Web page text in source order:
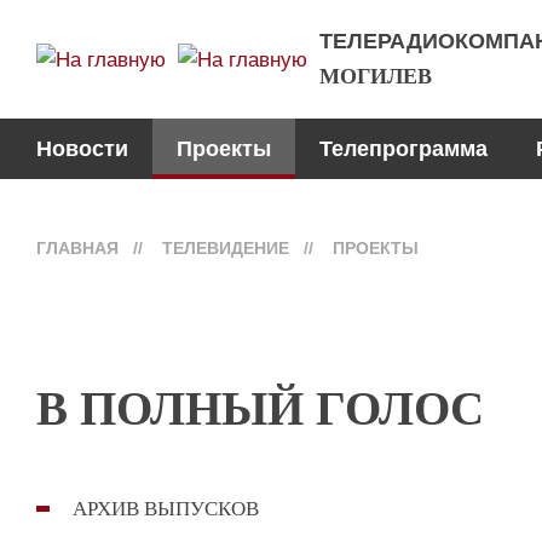
МОГИЛЕВ
Новости Проекты Телепрограмма
ГЛАВНАЯ // ТЕЛЕВИДЕНИЕ // ПРОЕКТЫ
В ПОЛНЫЙ ГОЛОС
АРХИВ ВЫПУСКОВ